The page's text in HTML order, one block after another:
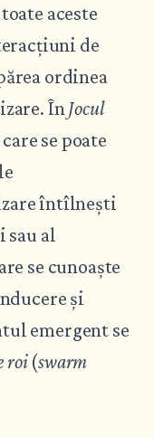
aceste
de
ordinea
ÎnJocul
se poate
întîlnești
sau al
se cunoaște
și
emergent se
roi(swarm